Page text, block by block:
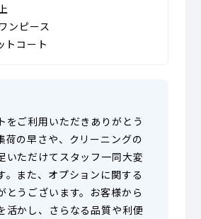
ンピース
トコート
をご利用いただきありがとう
荷の早さや、クリーニングの
いただけてスタッフ一同大変
。また、オプションに関する
とうございます。お客様から
活かし、さらなる品質や利便